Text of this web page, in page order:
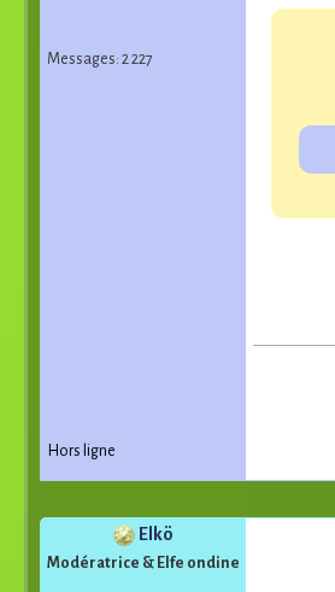
Messages: 2 227
Hors ligne
Elkö
Modératrice & Elfe ondine